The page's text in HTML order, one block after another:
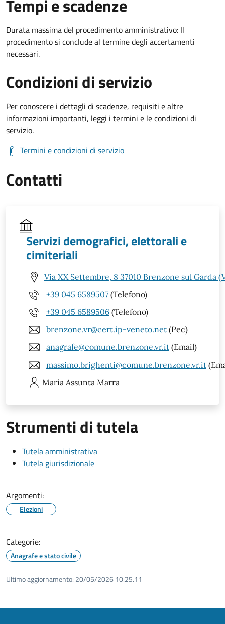
Tempi e scadenze
Durata massima del procedimento amministrativo: Il
procedimento si conclude al termine degli accertamenti
necessari.
Condizioni di servizio
Per conoscere i dettagli di scadenze, requisiti e altre
informazioni importanti, leggi i termini e le condizioni di
servizio.
Termini e condizioni di servizio
Contatti
Servizi demografici, elettorali e
cimiteriali
Via XX Settembre, 8 37010 Brenzone sul Garda
+39 045 6589507 (Telefono)
+39 045 6589506 (Telefono)
brenzone.vr@cert.ip-veneto.net (Pec)
anagrafe@comune.brenzone.vr.it (Email)
massimo.brighenti@comune.brenzone.vr.it
Maria Assunta Marra
Strumenti di tutela
Tutela amministrativa
Tutela giurisdizionale
Argomenti:
Elezioni
Categorie:
Anagrafe e stato civile
Ultimo aggiornamento: 20/05/2026 10:25.11